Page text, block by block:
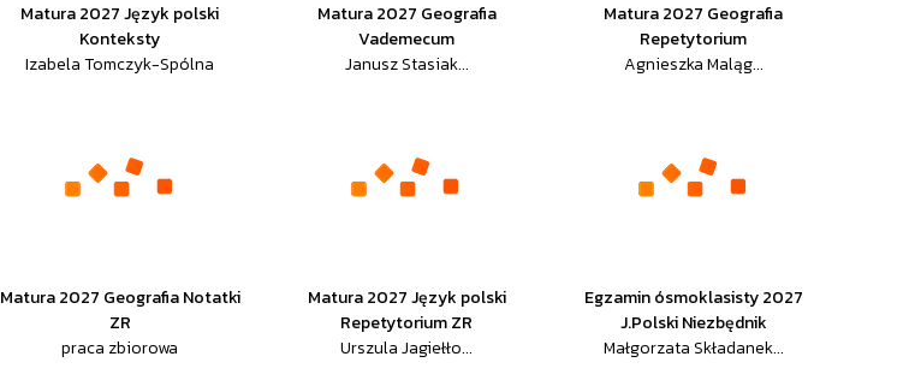
Matura 2027 Język polski
Konteksty
Izabela Tomczyk-Spólna
Matura 2027 Geografia
Vademecum
Janusz Stasiak...
Matura 2027 Geografia
Repetytorium
Agnieszka Maląg...
Matura 2027 Geografia Notatki
ZR
praca zbiorowa
Matura 2027 Język polski
Repetytorium ZR
Urszula Jagiełło...
Egzamin ósmoklasisty 2027
J.Polski Niezbędnik
Małgorzata Składanek...